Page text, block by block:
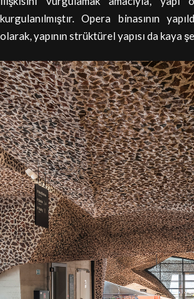
kurgulanılmıştır. Opera binasının
olarak, yapının strüktürel yapısı da kaya